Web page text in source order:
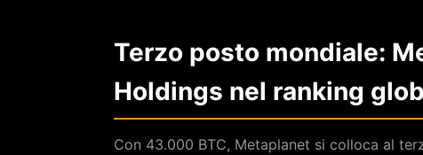
Terzo posto mondiale:
Holdings nel ranking
Con 43.000 BTC, Metaplanet si colloca al